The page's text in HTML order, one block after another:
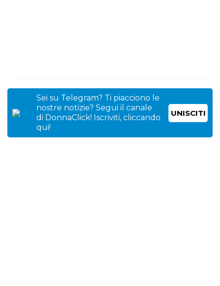
Sei su Telegram? Ti piacciono le
nostre notizie? Segui il canale
di DonnaClick! Iscriviti, cliccando
qui!
UNISCITI